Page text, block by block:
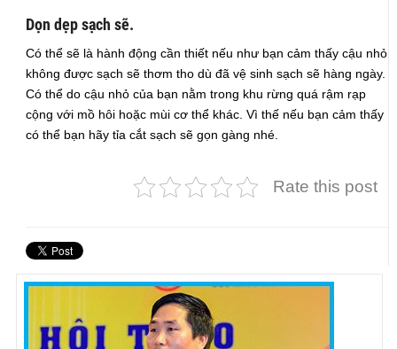
Dọn dẹp sạch sẽ.
Có thể sẽ là hành động cần thiết nếu như bạn cảm thấy cậu nhỏ
không được sạch sẽ thơm tho dù đã vệ sinh sạch sẽ hàng ngày.
Có thể do cậu nhỏ của bạn nằm trong khu rừng quá rậm rạp
cộng với mồ hôi hoặc mùi cơ thể khác. Vì thế nếu bạn cảm thấy
có thể bạn hãy tỉa cắt sạch sẽ gọn gàng nhé.
Rate this post